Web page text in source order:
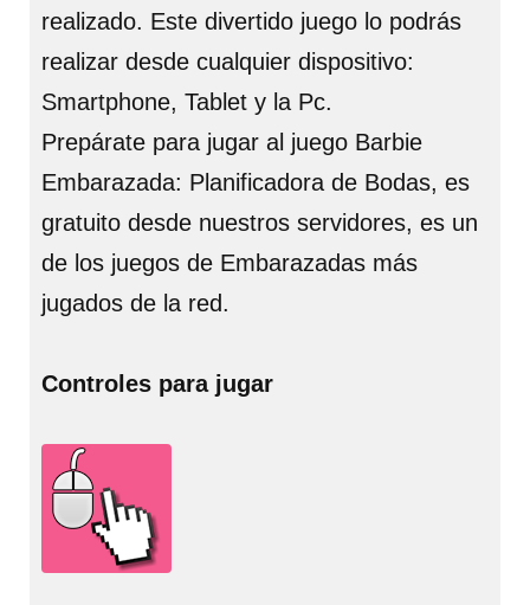
realizado. Este divertido juego lo podrás
realizar desde cualquier dispositivo:
Smartphone, Tablet y la Pc.
Prepárate para jugar al juego Barbie
Embarazada: Planificadora de Bodas, es
gratuito desde nuestros servidores, es un
de los juegos de Embarazadas más
jugados de la red.
Controles para jugar